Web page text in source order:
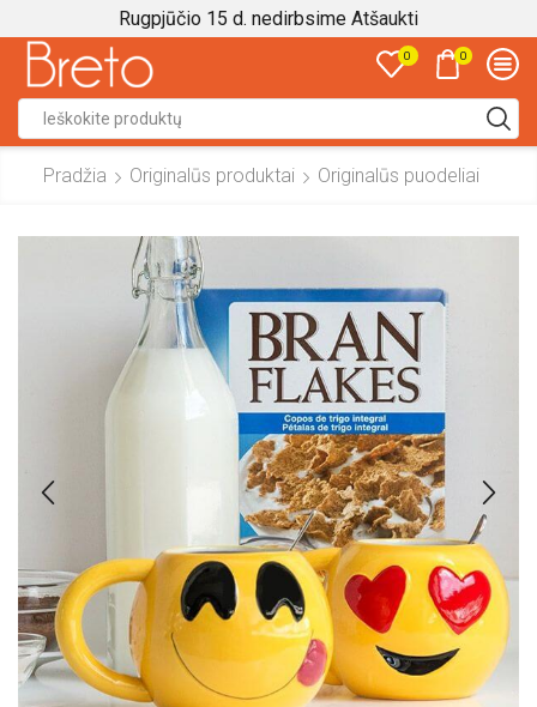
Rugpjūčio 15 d. nedirbsime Atšaukti
0 0
input
Pradžia Originalūs produktai Originalūs puodeliai